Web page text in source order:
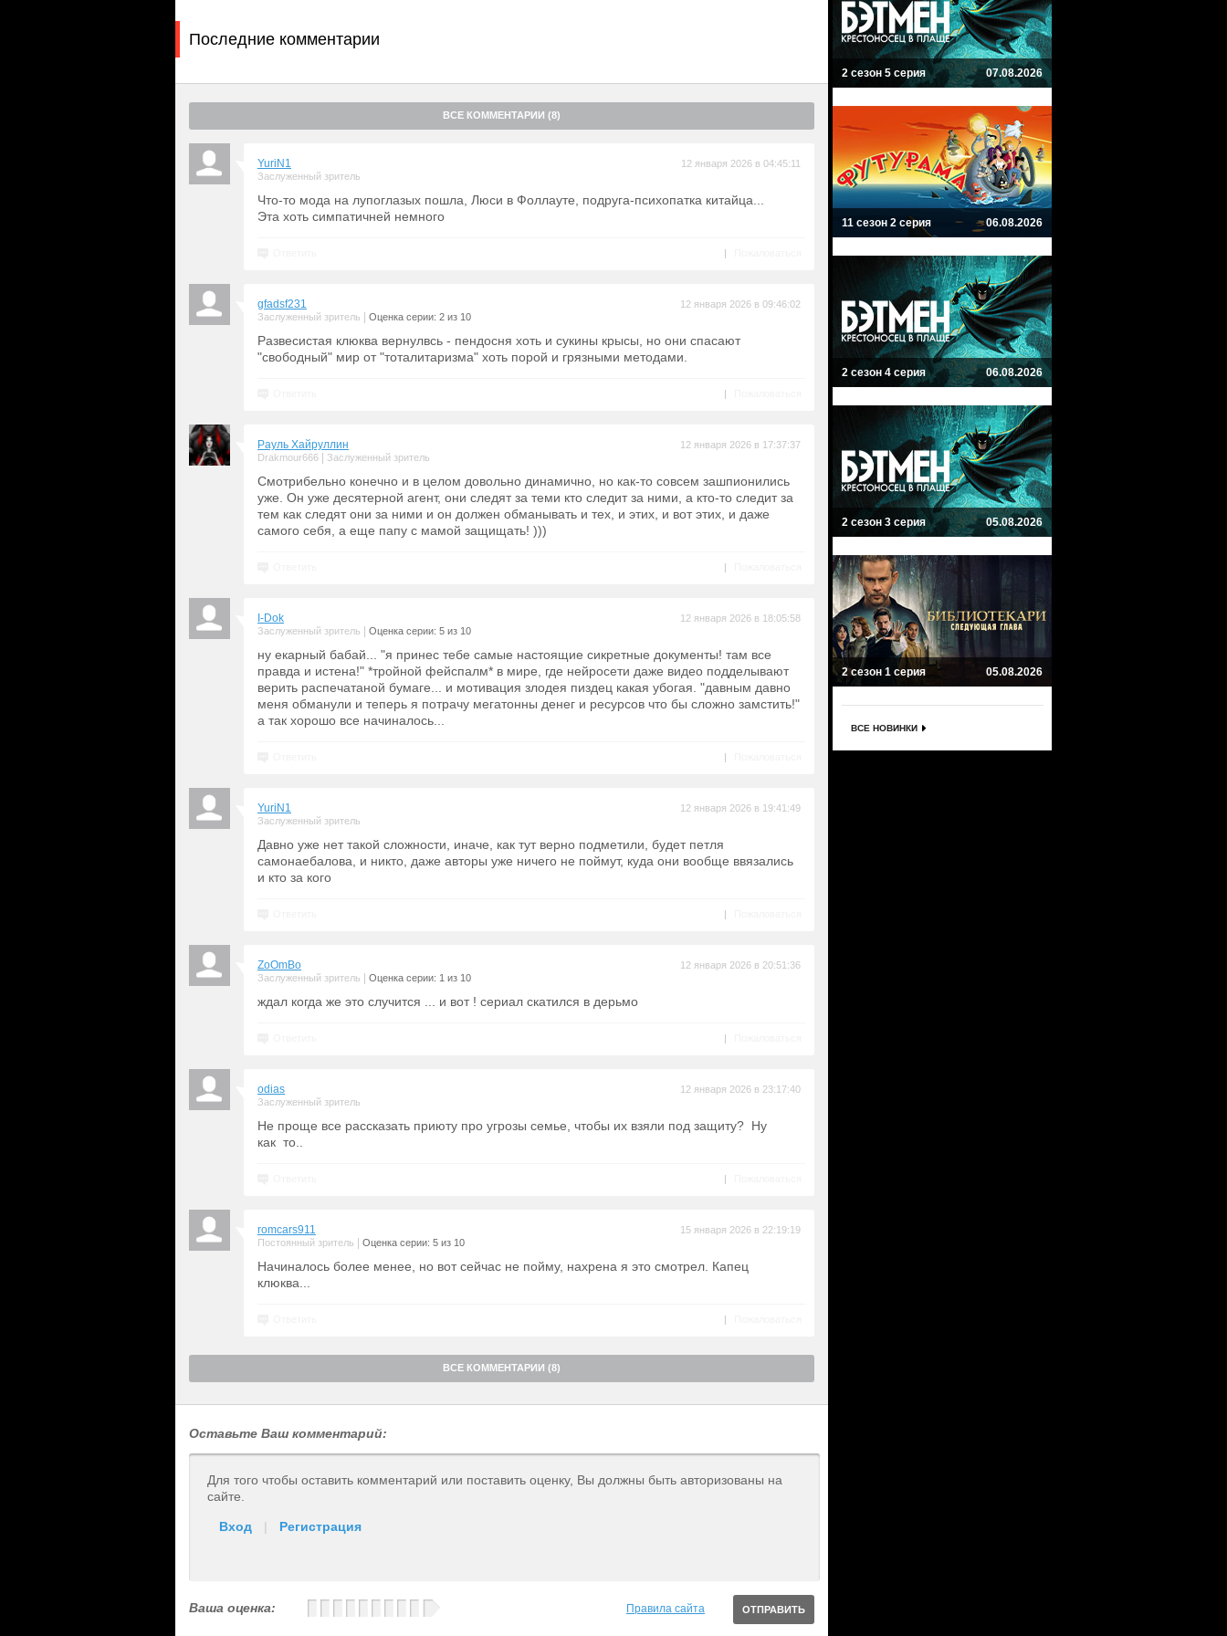
Последние комментарии
ВСЕ КОММЕНТАРИИ (8)
YuriN1
Заслуженный зритель
12 января 2026 в 04:45:11
Что-то мода на лупоглазых пошла, Люси в Фоллауте, подруга-психопатка китайца...
Эта хоть симпатичней немного
|
gfadsf231
Заслуженный зритель Оценка серии: 2 из 10
12 января 2026 в 09:46:02
Развесистая клюква вернулвсь - пендосня хоть и сукины крысы, но они спасают
"свободный" мир от "тоталитаризма" хоть порой и грязными методами.
|
Рауль Хайруллин
Drakmour666 Заслуженный зритель
12 января 2026 в 17:37:37
Смотрибельно конечно и в целом довольно динамично, но как-то совсем зашпионились
уже. Он уже десятерной агент, они следят за теми кто следит за ними, а кто-то следит за
тем как следят они за ними и он должен обманывать и тех, и этих, и вот этих, и даже
самого себя, а еще папу с мамой защищать! )))
|
I-Dok
Заслуженный зритель Оценка серии: 5 из 10
12 января 2026 в 18:05:58
ну екарный бабай... "я принес тебе самые настоящие сикретные документы! там все
правда и истена!" *тройной фейспалм* в мире, где нейросети даже видео подделывают
верить распечатаной бумаге... и мотивация злодея пиздец какая убогая. "давным давно
меня обманули и теперь я потрачу мегатонны денег и ресурсов что бы сложно замстить!"
а так хорошо все начиналось...
|
YuriN1
Заслуженный зритель
12 января 2026 в 19:41:49
Давно уже нет такой сложности, иначе, как тут верно подметили, будет петля
самонаебалова, и никто, даже авторы уже ничего не поймут, куда они вообще ввязались
и кто за кого
|
ZoOmBo
Заслуженный зритель Оценка серии: 1 из 10
12 января 2026 в 20:51:36
ждал когда же это случится ... и вот ! сериал скатился в дерьмо
|
odias
Заслуженный зритель
12 января 2026 в 23:17:40
Не проще все рассказать приюту про угрозы семье, чтобы их взяли под защиту? Ну
как то..
|
romcars911
Постоянный зритель Оценка серии: 5 из 10
15 января 2026 в 22:19:19
Начиналось более менее, но вот сейчас не пойму, нахрена я это смотрел. Капец
клюква...
|
ВСЕ КОММЕНТАРИИ (8)
Оставьте Ваш комментарий:
Для того чтобы оставить комментарий или поставить оценку, Вы должны быть авторизованы на
сайте.
Вход | Регистрация
Ваша оценка: Правила сайта
2 сезон 5 серия 07.08.2026
11 сезон 2 серия 06.08.2026
2 сезон 4 серия 06.08.2026
2 сезон 3 серия 05.08.2026
2 сезон 1 серия 05.08.2026
ВСЕ НОВИНКИ